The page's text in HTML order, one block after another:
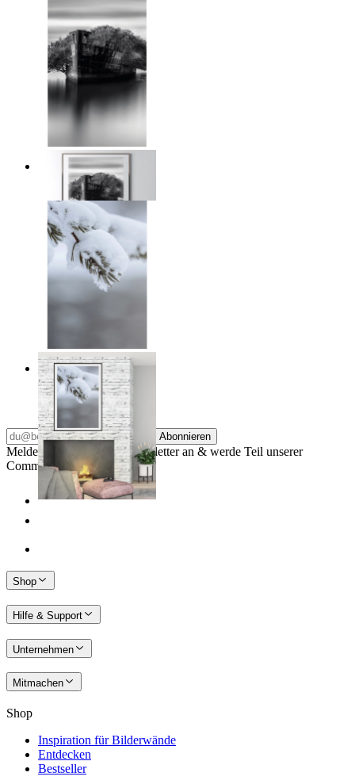
Traces of Time
14,95 €
Nordic Stillness
Ab 14,95 €
Abonnieren
Melde dich für unseren Newsletter an & werde Teil unserer
Community
Shop
Hilfe & Support
Unternehmen
Mitmachen
Shop
Inspiration für Bilderwände
Entdecken
Bestseller